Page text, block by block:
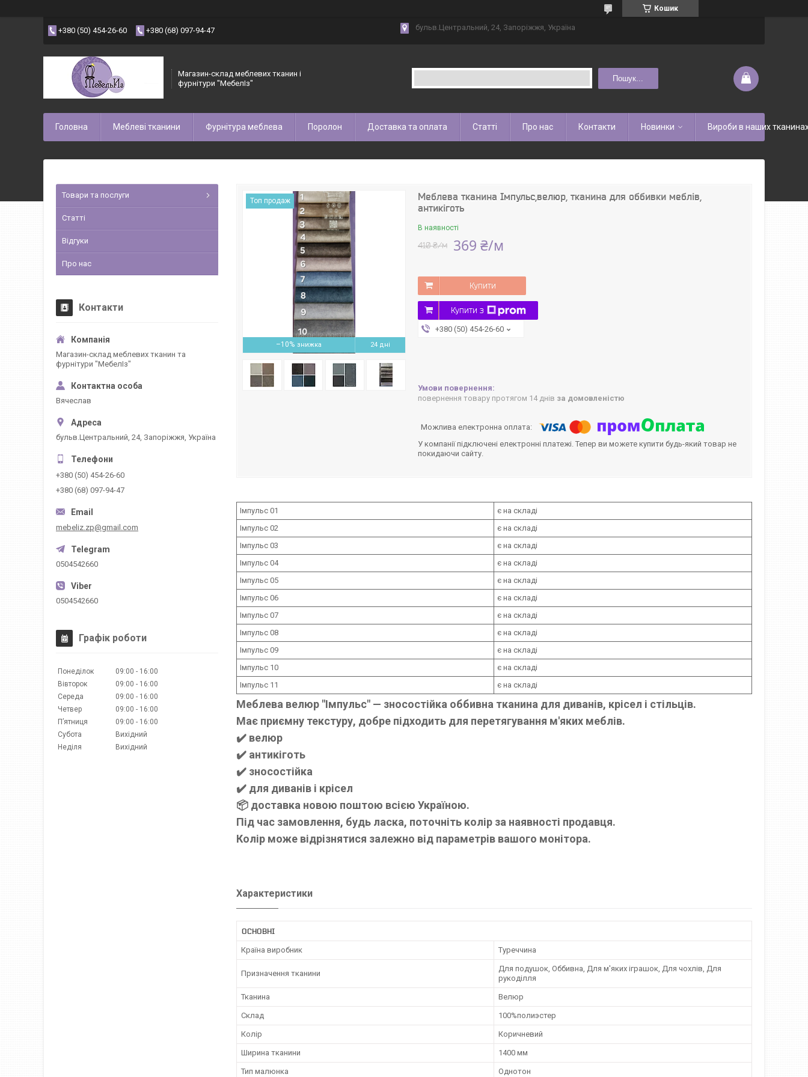
Кошик
+380 (50) 454-26-60 +380 (68) 097-94-47 бульв.Центральний, 24, Запоріжжя, Україна
Магазин-склад меблевих тканин і
фурнітури "МебелІз"
Пошук...
Головна Меблеві тканини Фурнітура меблева Поролон Доставка та оплата Статті Про нас Контакти Новинки Вироби в наших
–10% 24 дні
Топ продаж
Меблева тканина Імпульс,велюр, тканина для оббивки меблів,
антикіготь
В наявності
410 ₴/м 369 ₴/м
Купити
Купити з
+380 (50) 454-26-60
повернення товару протягом 14 днів за домовленістю
У компанії підключені електронні платежі. Тепер ви можете купити будь-який товар не
покидаючи сайту.
Імпульс 01
є на складі
Імпульс 02
є на складі
Імпульс 03
є на складі
Імпульс 04
є на складі
Імпульс 05
є на складі
Імпульс 06
є на складі
Імпульс 07
є на складі
Імпульс 08
є на складі
Імпульс 09
є на складі
Імпульс 10
є на складі
Імпульс 11
є на складі
Меблева велюр "Імпульс" — зносостійка оббивна тканина для диванів, крісел і стільців.
Має приємну текстуру, добре підходить для перетягування м'яких меблів.
✔️ велюр
✔️ антикіготь
✔️ зносостійка
✔️ для диванів і крісел
📦 доставка новою поштою всією Україною.
Під час замовлення, будь ласка, поточніть колір за наявності продавця.
Колір може відрізнятися залежно від параметрів вашого монітора.
Характеристики
ОСНОВНІ
Країна виробник Туреччина
Призначення тканини
Для подушок, Оббивна, Для м'яких іграшок, Для чохлів, Для
рукоділля
Тканина Велюр
Склад 100%полиэстер
Колір Коричневий
Ширина тканини 1400 мм
Тип малюнка Однотон
Товари та послуги
Статті
Відгуки
Про нас
Контакти
Магазин-склад меблевих тканин та
фурнітури "МебелІз"
Вячеслав
бульв.Центральний, 24, Запоріжжя, Україна
+380 (50) 454-26-60
+380 (68) 097-94-47
mebeliz.zp@gmail.com
0504542660
0504542660
Графік роботи
Понеділок 09:00
16:00
Вівторок
09:00
16:00
Середа
09:00
16:00
Четвер
09:00
16:00
Пʼятниця
09:00
16:00
Субота
Вихідний
Неділя
Вихідний